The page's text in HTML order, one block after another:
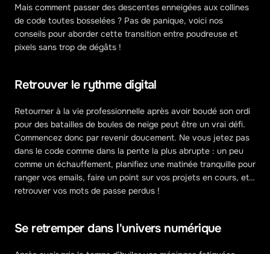
Mais comment passer des descentes enneigées aux collines
de code toutes bosselées ? Pas de panique, voici nos
conseils pour aborder cette transition entre poudreuse et
pixels sans trop de dégâts !
Retrouver le rythme digital
Retourner à la vie professionnelle après avoir boudé son ordi
pour des batailles de boules de neige peut être un vrai défi.
Commencez donc par revenir doucement. Ne vous jetez pas
dans le code comme dans la pente la plus abrupte : un peu
comme un échauffement, planifiez une matinée tranquille pour
ranger vos emails, faire un point sur vos projets en cours, et…
retrouver vos mots de passe perdus !
Se retremper dans l'univers numérique